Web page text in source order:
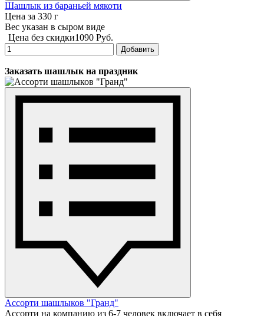
Шашлык из бараньей мякоти
Цена за 330 г
Вес указан в сыром виде
Цена без скидки1090 Руб.
Добавить
Заказать шашлык на праздник
Ассорти шашлыков "Гранд"
Ассорти на компанию из 6-7 человек включает в себя